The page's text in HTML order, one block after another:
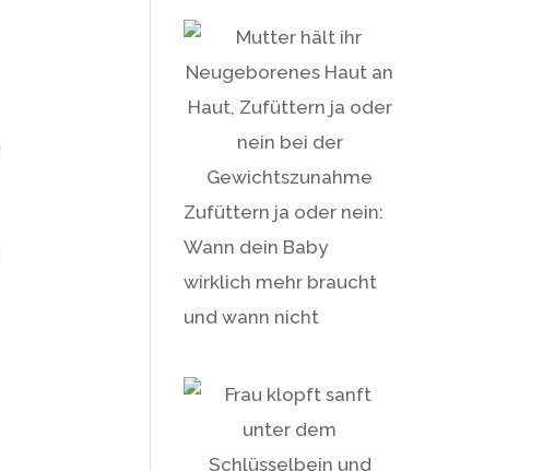
Zufüttern ja oder nein:
Wann dein Baby
wirklich mehr braucht
und wann nicht